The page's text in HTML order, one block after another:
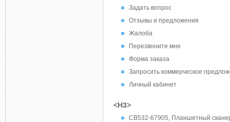
Задать вопрос
Отзывы и предложения
Жалоба
Перезвоните мне
Форма заказа
Запросить коммерческое
Личный кабинет
<H3>
CB532-67905, Планшетный